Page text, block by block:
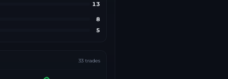
13
8
5
33 trades